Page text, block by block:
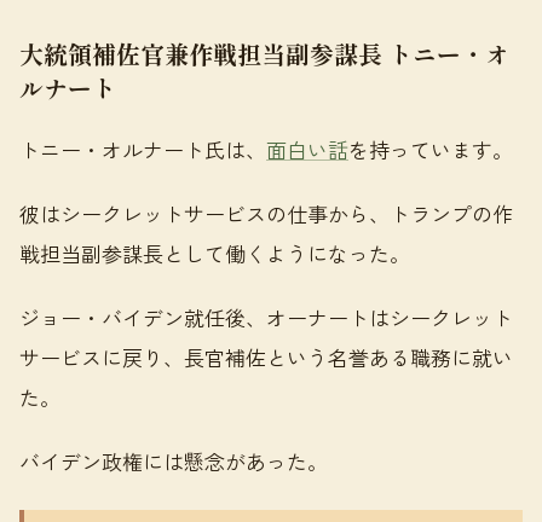
大統領補佐官兼作戦担当副参謀長 トニー・オ
ルナート
トニー・オルナート氏は、 面白い話を持っています。
彼はシークレットサービスの仕事から、トランプの作
戦担当副参謀長として働くようになった。
ジョー・バイデン就任後、オーナートはシークレット
サービスに戻り、長官補佐という名誉ある職務に就い
た。
バイデン政権には懸念があった。